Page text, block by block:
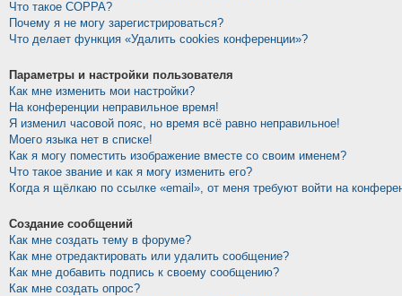
Что такое COPPA?
Почему я не могу зарегистрироваться?
Что делает функция «Удалить cookies конференции»?
Параметры и настройки пользователя
Как мне изменить мои настройки?
На конференции неправильное время!
Я изменил часовой пояс, но время всё равно неправильное!
Моего языка нет в списке!
Как я могу поместить изображение вместе со своим именем?
Что такое звание и как я могу изменить его?
Когда я щёлкаю по ссылке «email», от меня требуют войти на
Создание сообщений
Как мне создать тему в форуме?
Как мне отредактировать или удалить сообщение?
Как мне добавить подпись к своему сообщению?
Как мне создать опрос?